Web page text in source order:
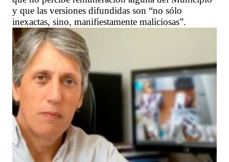
y que las versiones difundidas son “no sólo
inexactas, sino, manifiestamente maliciosas”.